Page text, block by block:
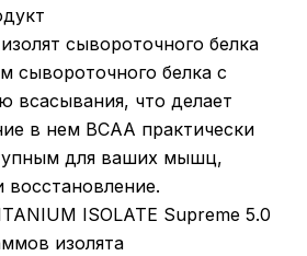
сывороточного белка
сывороточного белка с
всасывания, что делает
в нем BCAA практически
для ваших мышц,
восстановление.
ISOLATE Supreme 5.0
изолята